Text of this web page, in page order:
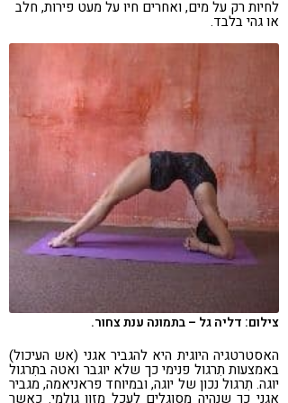
לחיות רק על מים, ואחרים חיו על מעט פירות, חלב
או גהי בלבד.
צילום: דליה גל – בתמונה ענת צחור.
האסטרטגיה היוגית היא להגביר אגני (אש העיכול)
באמצעות תִרגול פנימי כך שלא יוגבר ואטה בתִרגול
יוגה. תִרגול נכון של יוגה, ובמיוחד פראניאמה, מגביר
אגני כך שנהיה מסוגלים לעכל מזון גולמי. כאשר